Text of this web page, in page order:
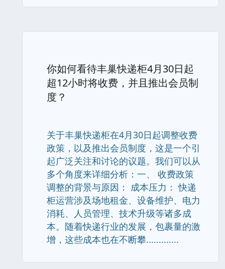
你如何看待丰巢快递柜4月30日起
超12小时将收费，并且推出会员制
度？
关于丰巢快递柜在4月30日起调整收费
政策，以及推出会员制度，这是一个引
起广泛关注和讨论的议题。我们可以从
多个角度来详细分析：一、 收费政策
调整的背景与原因： 成本压力： 快递
柜运营涉及场地租金、设备维护、电力
消耗、人员管理、技术升级等诸多成
本。随着快递行业的发展，包裹量的激
增，这些成本也在不断攀.............